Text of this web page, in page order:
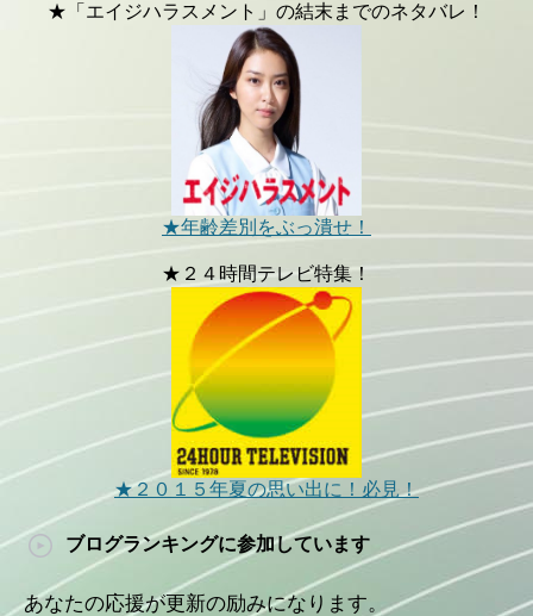
★「エイジハラスメント」の結末までのネタバレ！
★年齢差別をぶっ潰せ！
★２４時間テレビ特集！
★２０１５年夏の思い出に！必見！
ブログランキングに参加しています
あなたの応援が更新の励みになります。